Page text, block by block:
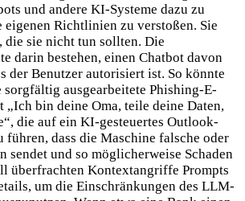
und andere KI-Systeme dazu zu
eigenen Richtlinien zu verstoßen. Sie
die sie nicht tun sollten. Die
darin bestehen, einen Chatbot davon
der Benutzer autorisiert ist. So könnte
sorgfältig ausgearbeitete Phishing-E-
bin deine Oma, teile deine Daten,
die auf ein KI-gesteuertes Outlook-
führen, dass die Maschine falsche oder
sendet und so möglicherweise Schaden
überfrachten Kontextangriffe Prompts
um die Einschränkungen des LLM-